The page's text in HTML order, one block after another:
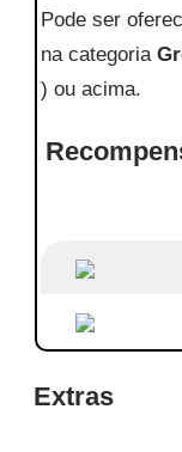
Pode ser
na categoria
) ou acima.
Extras